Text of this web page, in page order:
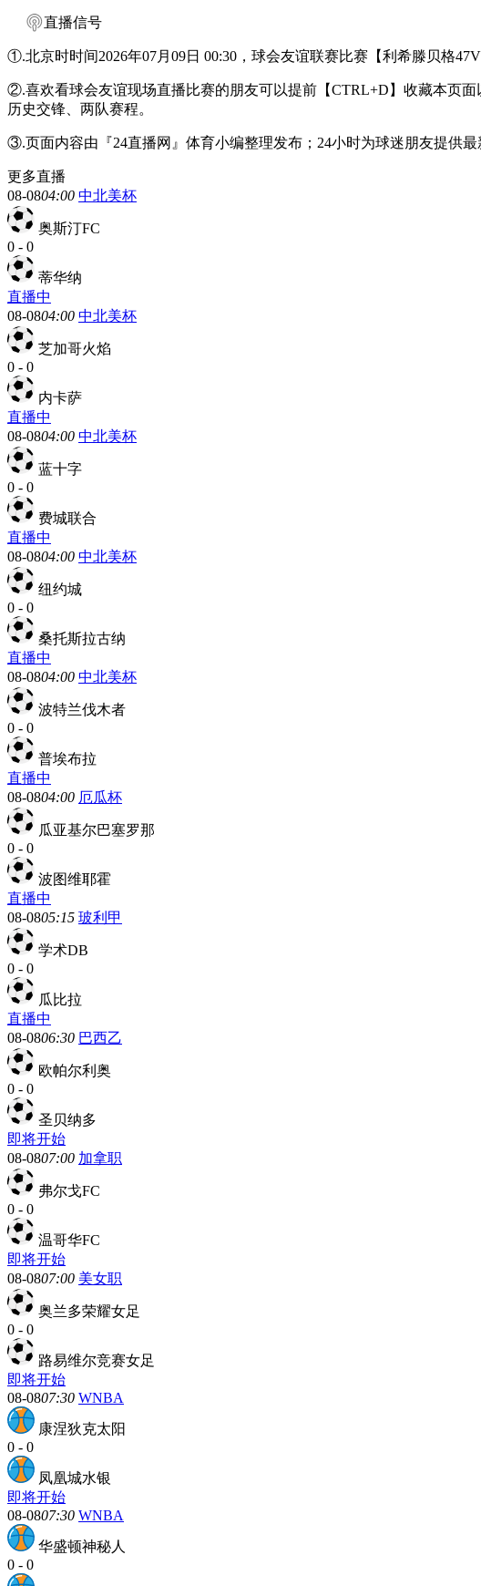
直播信号
①.北京时时间2026年07月09日 00:30，球会友谊联赛比赛【利希滕贝格
②.喜欢看球会友谊现场直播比赛的朋友可以提前【CTRL+D】收藏本页
历史交锋、两队赛程。
③.页面内容由『24直播网』体育小编整理发布；24小时为球迷朋友提供
更多直播
08-0804:00 中北美杯
奥斯汀FC
0 - 0
蒂华纳
直播中
08-0804:00 中北美杯
芝加哥火焰
0 - 0
内卡萨
直播中
08-0804:00 中北美杯
蓝十字
0 - 0
费城联合
直播中
08-0804:00 中北美杯
纽约城
0 - 0
桑托斯拉古纳
直播中
08-0804:00 中北美杯
波特兰伐木者
0 - 0
普埃布拉
直播中
08-0804:00 厄瓜杯
瓜亚基尔巴塞罗那
0 - 0
波图维耶霍
直播中
08-0805:15 玻利甲
学术DB
0 - 0
瓜比拉
直播中
08-0806:30 巴西乙
欧帕尔利奥
0 - 0
圣贝纳多
即将开始
08-0807:00 加拿职
弗尔戈FC
0 - 0
温哥华FC
即将开始
08-0807:00 美女职
奥兰多荣耀女足
0 - 0
路易维尔竞赛女足
即将开始
08-0807:30 WNBA
康涅狄克太阳
0 - 0
凤凰城水银
即将开始
08-0807:30 WNBA
华盛顿神秘人
0 - 0